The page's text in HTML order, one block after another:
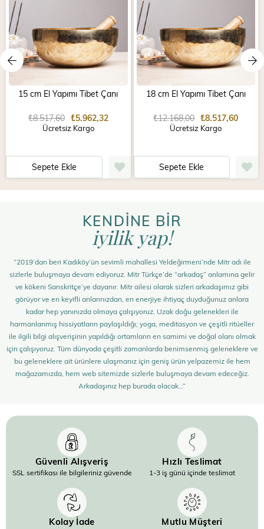
15 cm El Yapımı Tibet Çanı
₺5.962,32
₺8.517,60
Sepete Ekle
Ücretsiz Kargo
18 cm El Yapımı Tibet Çanı
₺8.517,60
₺12.168,00
Sepete Ekle
Ücretsiz Kargo
KENDİNE BİR
iyilik yap!
“2019’dan beri Kadıköy’ün sevimli mahallesi Yeldeğirmeni’nde Mitr adı ile
sizlerle buluşmaya devam ediyoruz. Mitr Türkçe’de “arkadaş” anlamına gelir
ve kökeni Sanskritçe’ye dayanır. Mitr ailesi olarak sizleri arkadaşımız gibi
görüyor ve en keyifli anlarınızdan, en enerjiye ihtiyaç duyduğunuz anlara
kadar hep yanınızda olmaya çalışıyoruz. Uzak doğu gelenekleri ile
harmanlanmış hissiyatların paylaşıldığı; yoga, meditasyon ve çeşitli ritüeller
ile ilgili bilgi alışverişinin yapıldığı ortamların en samimi ve doğal olanı olmak
için çalışıyoruz. Tüm dünyada çeşitli zamanlarda benimsenmiş geleneklere ve
bu geleneklere ait ürünlere ulaşmanız için geniş ürün yelpazemiz ile hem
mağazamızda, hem web sitemizde sizlerle buluşmaya devam edeceğiz.
Arkadaşınız hep burada olacak…”
Güvenli Alışveriş
SSL sertifikası ile bilgileriniz güvende
Hızlı Teslimat
1-3 iş günü içinde teslimat
Kolay İade Mutlu Müşteri